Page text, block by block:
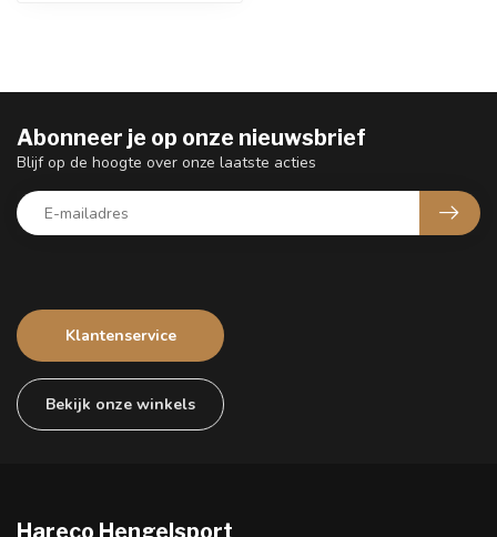
Klantenservice
Bekijk onze winkels
Abonneer je op onze nieuwsbrief
Blijf op de hoogte over onze laatste acties
Hareco Hengelsport